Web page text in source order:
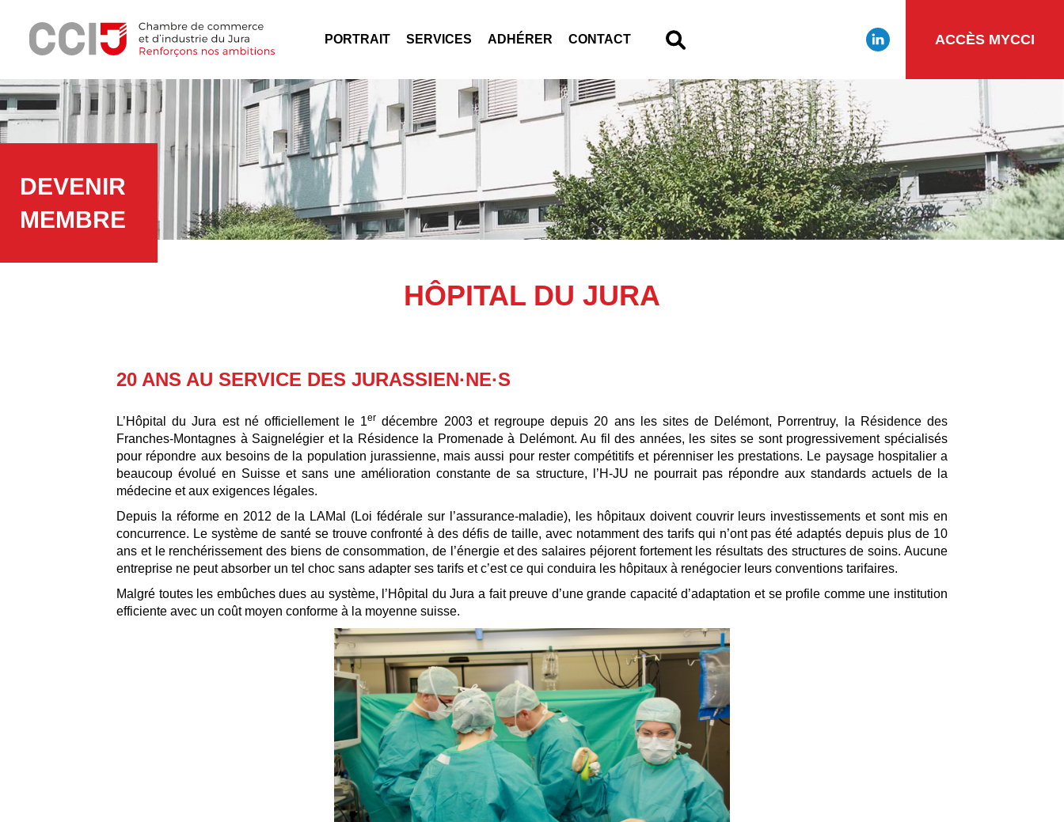
ACCÈS MYCCI
PORTRAIT SERVICES ADHÉRER CONTACT
DEVENIR
MEMBRE
HÔPITAL DU JURA
20 ANS AU SERVICE DES JURASSIEN·NE·S
L’Hôpital du Jura est né officiellement le 1er décembre 2003 et regroupe depuis 20 ans les sites de Delémont, Porrentruy, la Résidence des
Franches-Montagnes à Saignelégier et la Résidence la Promenade à Delémont. Au fil des années, les sites se sont progressivement spécialisés
pour répondre aux besoins de la population jurassienne, mais aussi pour rester compétitifs et pérenniser les prestations. Le paysage hospitalier a
beaucoup évolué en Suisse et sans une amélioration constante de sa structure, l’H-JU ne pourrait pas répondre aux standards actuels de la
médecine et aux exigences légales.
Depuis la réforme en 2012 de la LAMal (Loi fédérale sur l’assurance-maladie), les hôpitaux doivent couvrir leurs investissements et sont mis en
concurrence. Le système de santé se trouve confronté à des défis de taille, avec notamment des tarifs qui n’ont pas été adaptés depuis plus de 10
ans et le renchérissement des biens de consommation, de l’énergie et des salaires péjorent fortement les résultats des structures de soins. Aucune
entreprise ne peut absorber un tel choc sans adapter ses tarifs et c’est ce qui conduira les hôpitaux à renégocier leurs conventions tarifaires.
Malgré toutes les embûches dues au système, l’Hôpital du Jura a fait preuve d’une grande capacité d’adaptation et se profile comme une institution
efficiente avec un coût moyen conforme à la moyenne suisse.